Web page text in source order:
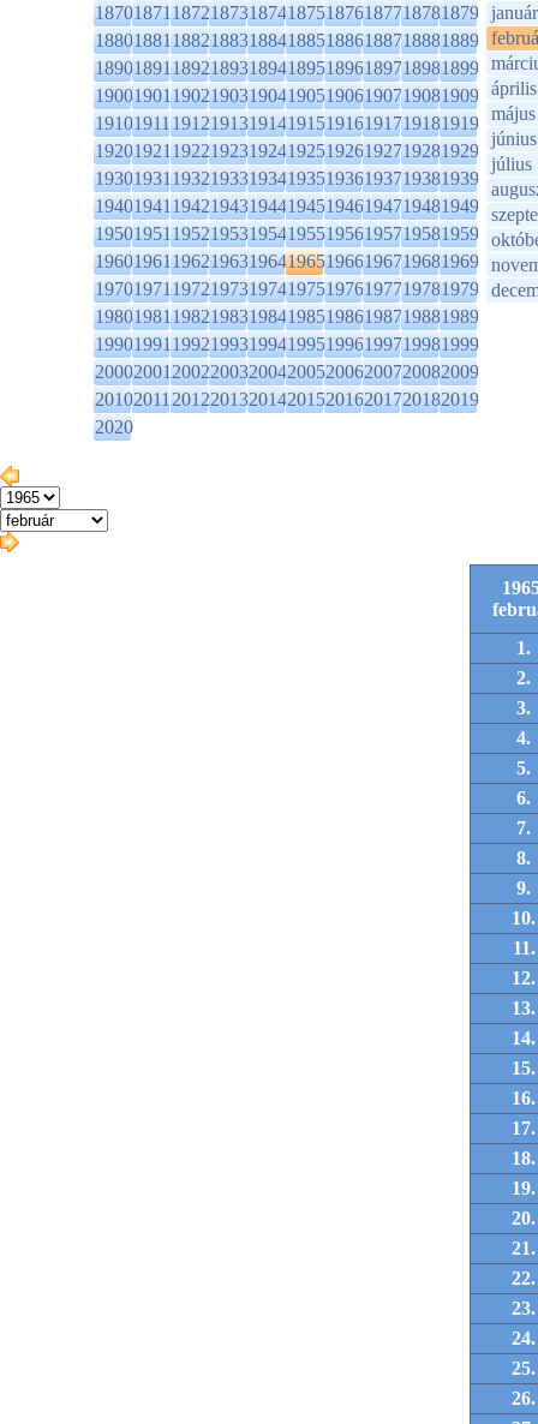
1870187118721873187418751876187718781879
1880188118821883188418851886188718881889
1890189118921893189418951896189718981899
1900190119021903190419051906190719081909
1910191119121913191419151916191719181919
1920192119221923192419251926192719281929
1930193119321933193419351936193719381939
1940194119421943194419451946194719481949
1950195119521953195419551956195719581959
1960196119621963196419651966196719681969
1970197119721973197419751976197719781979
1980198119821983198419851986198719881989
1990199119921993199419951996199719981999
2000200120022003200420052006200720082009
2010201120122013201420152016201720182019
2020
január
április
május
június
július
1.
2.
3.
4.
5.
6.
7.
8.
9.
10.
11.
12.
13.
14.
15.
16.
17.
18.
19.
20.
21.
22.
23.
24.
25.
26.